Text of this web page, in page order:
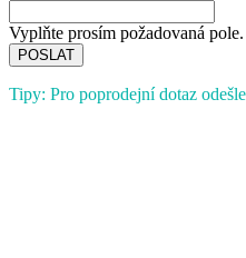
Vyplňte prosím požadovaná pole.
POSLAT
Tipy: Pro poprodejní dotaz